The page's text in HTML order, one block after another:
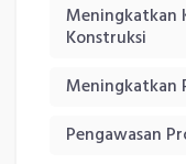
Meningkatkan
Konstruksi
Meningkatkan
Pengawasan